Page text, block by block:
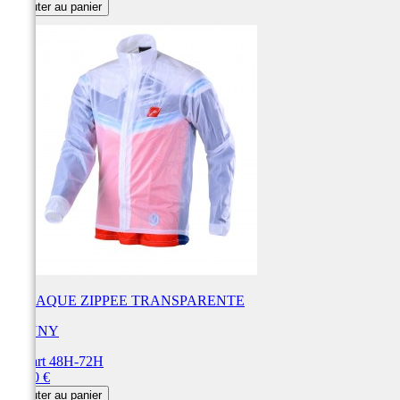
de
base
Ajouter au panier
CASAQUE ZIPPEE TRANSPARENTE
KENNY
Départ 48H-72H
52,00 €
Ajouter au panier